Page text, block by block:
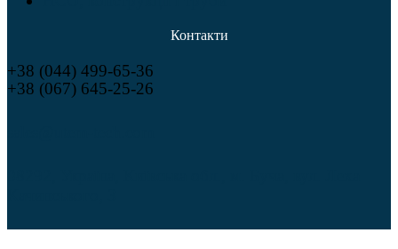
Контакти
+38 (044) 499-65-36
+38 (067) 645-25-26